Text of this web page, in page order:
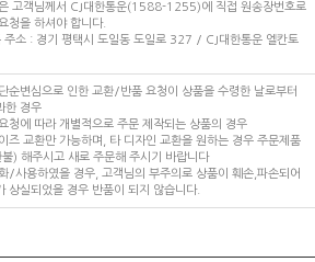
고객님께서 CJ대한통운(1588-1255)에 직접 원송장번호로
청을 하셔야 합니다.
주소 : 경기 평택시 도일동 도일로 327 / CJ대한통운 엘칸토
순변심으로 인한 교환/반품 요청이 상품을 수령한 날로부터
한 경우
청에 따라 개별적으로 주문 제작되는 상품의 경우
즈 교환만 가능하며, 타 디자인 교환을 원하는 경우 주문제품
) 해주시고 새로 주문해 주시기 바랍니다
/사용하였을 경우, 고객님의 부주의로 상품이 훼손,파손되어
상실되었을 경우 반품이 되지 않습니다.